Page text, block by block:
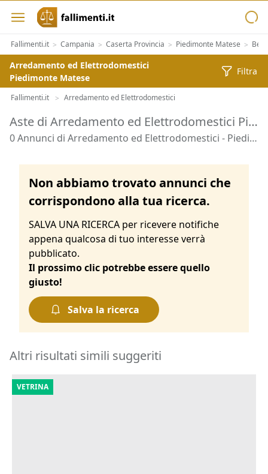
Fallimenti.it > Campania > Caserta Provincia > Piedimonte Matese >
Arredamento ed Elettrodomestici
Piedimonte Matese
Filtra
Fallimenti.it > Arredamento ed Elettrodomestici
Aste di Arredamento ed Elettrodomestici Piedimonte Matese
0 Annunci di Arredamento ed Elettrodomestici - Piedimonte Matese
Non abbiamo trovato annunci che
corrispondono alla tua ricerca.
SALVA UNA RICERCA per ricevere notifiche
appena qualcosa di tuo interesse verrà
pubblicato.
Il prossimo clic potrebbe essere quello
giusto!
Salva la ricerca
Altri risultati simili suggeriti
VETRINA